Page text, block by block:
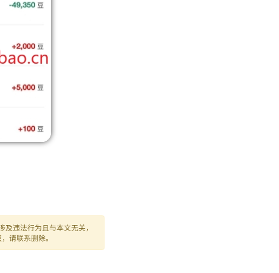
违法行为且与本文无关，
请联系删除。